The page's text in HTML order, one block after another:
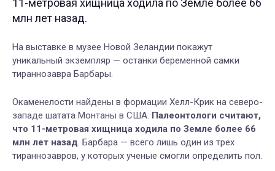
млн лет назад.
На выставке в музее Новой Зеландии покажут
уникальный экземпляр — останки беременной самки
тираннозавра Барбары.
Окаменелости найдены в формации Хелл-Крик на северо-
западе шатата Монтаны в США. Палеонтологи считают,
что 11-метровая хищница ходила по Земле более 66
млн лет назад. Барбара — всего лишь один из трех
тираннозавров, у которых ученые смогли определить пол.